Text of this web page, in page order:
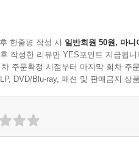
한줄평 작성 시 일반회원 50원, 마니
작성한 리뷰만 YES포인트 지급됩니
주문확정 시점부터 마지막 회차 주
DVD/Blu-ray, 패션 및 판매금지 상